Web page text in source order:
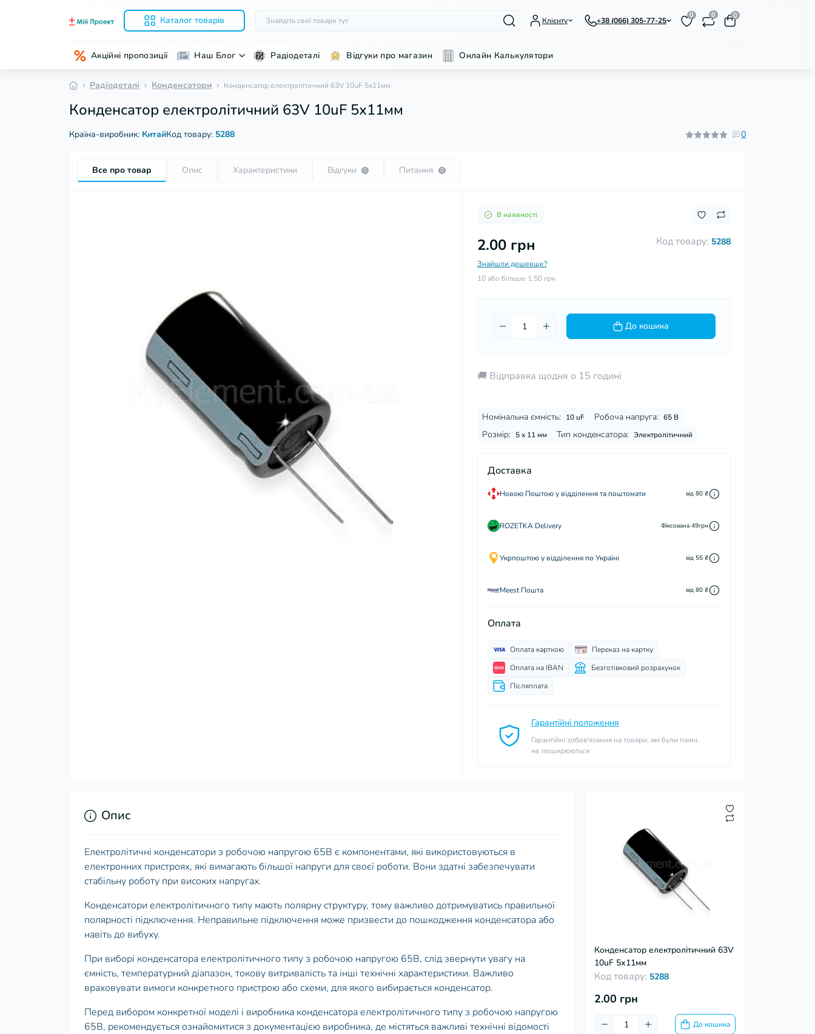
Каталог товарів Клієнту +38 (066) 305-77-25
0 0 0
Акційні пропозиції Наш Блог Радіодеталі Відгуки про магазин Онлайн Калькулятори
Радіодеталі Конденсатори Конденсатор електролітичний 63V 10uF 5х11мм
Конденсатор електролітичний 63V 10uF 5х11мм
Країна-виробник: КитайКод товару: 5288 0
Все про товар Опис Характеристики Відгуки 0 Питання 0
В наявності
Код товару: 5288
2.00 грн
Знайшли дешевше?
10 або більше 1.50 грн
До кошика
🚚 Відправка щодня о 15 годині
Номінальна ємність: 10 uF Робоча напруга: 65 В
Розмір: 5 х 11 мм Тип конденсатора: Электролітичний
Доставка
Новою Поштою у відділення та поштомати від 80 ₴
ROZETKA Delivery Фіксована 49грн
Укрпоштою у відділення по Україні від 55 ₴
Meest Пошта від 80 ₴
Оплата
Оплата карткою
Переказ на картку
Оплата на IBAN
Безготівковий розрахунок
Післяплата
Гарантійні положення
Гарантійні зобов'язання на товари, які були паяні,
не поширюються
Конденсатор електролітичний 63V
10uF 5х11мм
Код товару: 5288
2.00 грн
До кошика
Опис
Електролітичні конденсатори з робочою напругою 65В є компонентами, які використовуються в
електронних пристроях, які вимагають більшої напруги для своєї роботи. Вони здатні забезпечувати
стабільну роботу при високих напругах.
Конденсатори електролітичного типу мають полярну структуру, тому важливо дотримуватись правильної
полярності підключення. Неправильне підключення може призвести до пошкодження конденсатора або
навіть до вибуху.
При виборі конденсатора електролітичного типу з робочою напругою 65В, слід звернути увагу на
ємність, температурний діапазон, токову витривалість та інші технічні характеристики. Важливо
враховувати вимоги конкретного пристрою або схеми, для якого вибирається конденсатор.
Перед вибором конкретної моделі і виробника конденсатора електролітичного типу з робочою напругою
65В, рекомендується ознайомитися з документацією виробника, де містяться важливі технічні відомості